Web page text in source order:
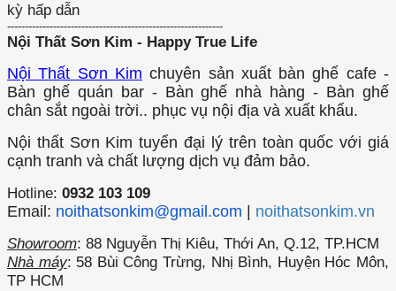
kỳ hấp dẫn
-------------------------------------------------------------
Nội Thất Sơn Kim - Happy True Life
Nội Thất Sơn Kim chuyên sản xuất bàn ghế cafe -
Bàn ghế quán bar - Bàn ghế nhà hàng - Bàn ghế
chân sắt ngoài trời.. phục vụ nội địa và xuất khẩu.
Nội thất Sơn Kim tuyển đại lý trên toàn quốc với giá
cạnh tranh và chất lượng dịch vụ đảm bảo.
Hotline: 0932 103 109
Email: noithatsonkim@gmail.com
noithatsonkim.vn
Showroom: 88 Nguyễn Thị Kiêu, Thới An, Q.12, TP.HCM
Nhà máy: 58 Bùi Công Trừng, Nhị Bình, Huyện Hóc Môn,
TP HCM